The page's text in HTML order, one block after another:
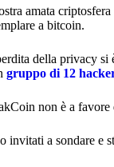
amata
a bitcoin.
della privacy
gruppo di 12
non è a
invitati a sondare e